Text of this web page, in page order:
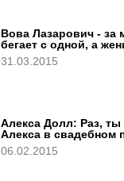
Вова Лазарович - за
бегает с одной, а
31.03.2015
Алекса Долл: Раз,
Алекса в свадебном
06.02.2015